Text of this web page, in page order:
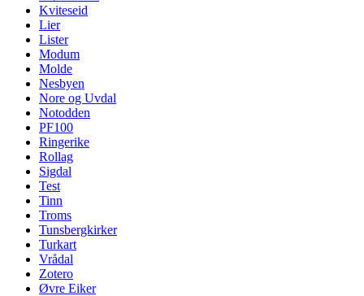
Kviteseid
Lier
Lister
Modum
Molde
Nesbyen
Nore og Uvdal
Notodden
PF100
Ringerike
Rollag
Sigdal
Test
Tinn
Troms
Tunsbergkirker
Turkart
Vrådal
Zotero
Øvre Eiker